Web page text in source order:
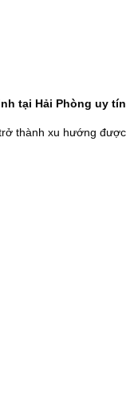
tại Hải Phòng uy tín
thành xu hướng được